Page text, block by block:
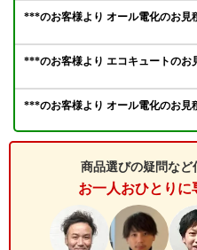
商品選びの疑問など
お一人おひとり